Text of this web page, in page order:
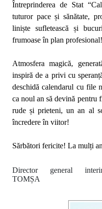
Întreprinderea de Stat
tuturor pace și sănătate,
liniște sufletească și
frumoase în plan profesional!
Atmosfera magică,
inspiră de a privi cu
deschidă calendarul cu file
ca noul an sădevină pentru
rude și prieteni,un an al
încredere în viitor!
Sărbători fericite! La mulți
Director general